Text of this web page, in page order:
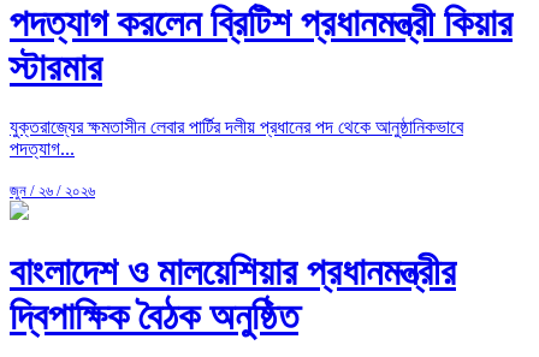
পদত্যাগ করলেন ব্রিটিশ প্রধানমন্ত্রী কিয়ার
স্টারমার
যুক্তরাজ্যের ক্ষমতাসীন লেবার পার্টির দলীয় প্রধানের পদ থেকে আনুষ্ঠানিকভাবে
পদত্যাগ...
জুন / ২৬ / ২০২৬
বাংলাদেশ ও মালয়েশিয়ার প্রধানমন্ত্রীর
দ্বিপাক্ষিক বৈঠক অনুষ্ঠিত